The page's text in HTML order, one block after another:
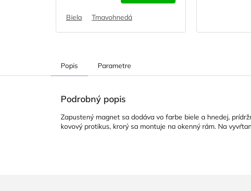
Biela Tmavohnedá
Popis Parametre
Podrobný popis
Zapustený magnet sa dodáva vo farbe biele a hnedej,
kovový protikus, krorý sa montuje na okenný rám. Na